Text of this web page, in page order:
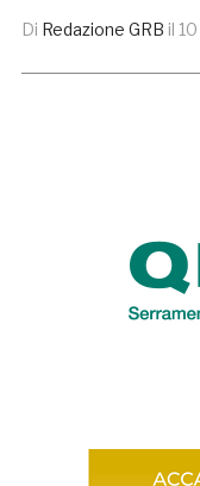
Di Redazione GRB il